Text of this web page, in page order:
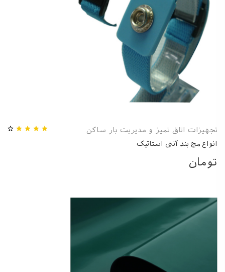
تجهیزات اتاق تمیز و مدیریت بار ساکن
انواع مچ بند آنتی استاتیک
تومان